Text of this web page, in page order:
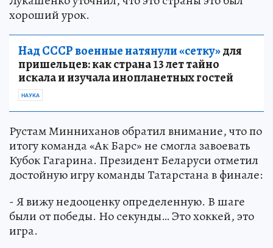
хороший урок.
Над СССР военные натянули «сетку»для
пришельцев: как страна 13 лет тайно
искала и изучала инопланетных гостей
НАУКА
Рустам Минниханов обратил внимание, что по
итогу команда «Ак Барс» не смогла завоевать
Кубок Гагарина. Президент Беларуси отметил
достойную игру команды Татарстана в финале:
- Я вижу недооценку определенную. В шаге
были от победы. Но секунды… Это хоккей, это
игра.